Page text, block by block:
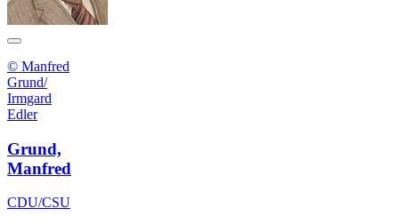
© Manfred
Grund/
Irmgard
Edler
Grund,
Manfred
CDU/CSU